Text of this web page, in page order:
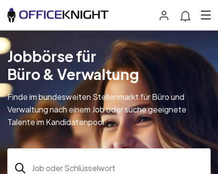
Jobbörse für
Büro & Verwaltung
Finde im bundesweiten Stellenmarkt für Büro und
Verwaltung nach einem Job oder suche geeignete
Talente im Kandidatenpool.